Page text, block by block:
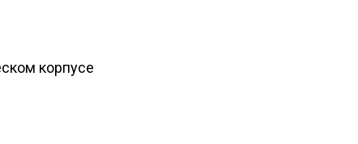
корпусе